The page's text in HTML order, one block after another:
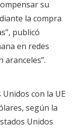
su
la compra
publicó
en redes
aranceles”.
con la UE
según la
Unidos